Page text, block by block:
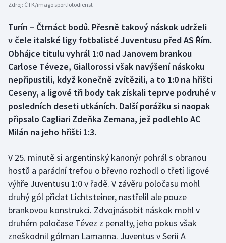
Biatlon
Boby a skeleton
Box
Curling
Dostihy
Florbal
Futsal
Golf
Gymnastika
Házená
Aplikace ČT sport
AZ kvíz
Zdroj: ČTK/imago sportfotodienst
Turín – Čtrnáct bodů. Přesně takový náskok udrželi
v čele italské ligy fotbalisté Juventusu před AS Řím.
Obhájce titulu vyhrál 1:0 nad Janovem brankou
Carlose Téveze, Giallorossi však navýšení náskoku
nepřipustili, když konečně zvítězili, a to 1:0 na hřišti
Ceseny, a ligové tři body tak získali teprve podruhé v
posledních deseti utkáních. Další porážku si naopak
připsalo Cagliari Zdeňka Zemana, jež podlehlo AC
Milán na jeho hřišti 1:3.
V 25. minutě si argentinský kanonýr pohrál s obranou
hostů a parádní trefou o břevno rozhodl o třetí ligové
výhře Juventusu 1:0 v řadě. V závěru poločasu mohl
druhý gól přidat Lichtsteiner, nastřelil ale pouze
brankovou konstrukci. Zdvojnásobit náskok mohl v
druhém poločase Tévez z penalty, jeho pokus však
zneškodnil gólman Lamanna. Juventus v Serii A